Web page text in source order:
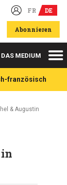
FR DE
Abonnieren
DAS MEDIUM
französisch
& Augustin